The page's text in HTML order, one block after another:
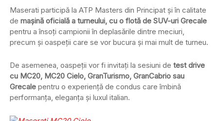
Maserati participă la ATP Masters din Principat și în calitate
de mașină oficială a turneului, cu o flotă de SUV-uri Grecale
pentru a însoți campionii în deplasările dintre meciuri,
precum și oaspeții care se vor bucura și mai mult de turneu.
De asemenea, oaspeții vor fi invitați la sesiuni de test drive
cu MC20, MC20 Cielo, GranTurismo, GranCabrio sau
Grecale pentru o experiență de condus care îmbină
performanța, eleganța și luxul italian.